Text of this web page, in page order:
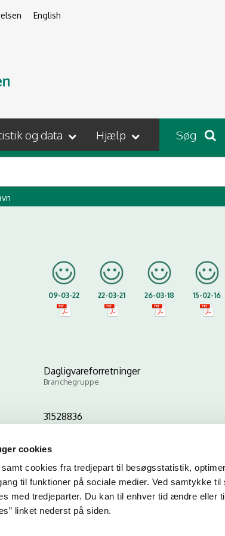
cookies
cookies fra tredjepart til besøgsstatistik,
til funktioner på sociale medier. Ved samtykke
med tredjeparter. Du kan til enhver tid ændre eller
linket nederst på siden.
English
og data Hjælp Søg
09-03-22 22-03-21 26-03-18 15-02-16
Dagligvareforretninger
Branchegruppe
31528836
CVR-nr
Kopier link til at indsætte på virksomhedens